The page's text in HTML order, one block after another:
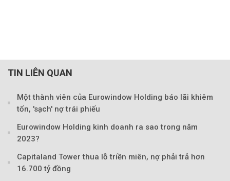
TIN LIÊN QUAN
Một thành viên của Eurowindow Holding báo lãi khiêm
tốn, 'sạch' nợ trái phiếu
Eurowindow Holding kinh doanh ra sao trong năm
2023?
Capitaland Tower thua lỗ triền miên, nợ phải trả hơn
16.700 tỷ đồng